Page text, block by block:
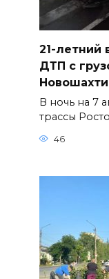
21-летний
ДТП с
В ночь на 7
трассы
46